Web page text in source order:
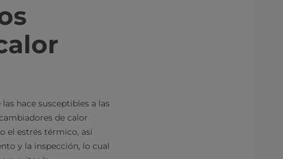
hace susceptibles a las
de calor
el estrés térmico, así
y la inspección, lo cual